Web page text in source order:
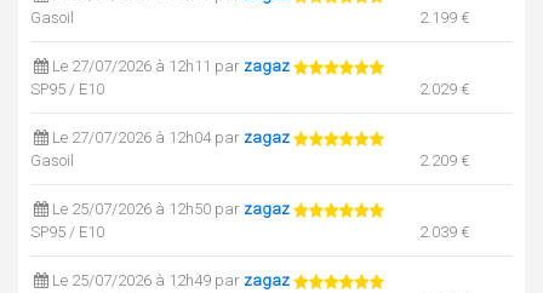
Gasoil
2.199 €
Le 27/07/2026 à 12h11 par zagaz
SP95 / E10
2.029 €
Le 27/07/2026 à 12h04 par zagaz
Gasoil
2.209 €
Le 25/07/2026 à 12h50 par zagaz
SP95 / E10
2.039 €
Le 25/07/2026 à 12h49 par zagaz